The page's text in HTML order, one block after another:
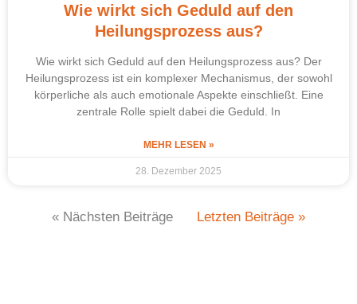
Wie wirkt sich Geduld auf den
Heilungsprozess aus?
Wie wirkt sich Geduld auf den Heilungsprozess aus? Der
Heilungsprozess ist ein komplexer Mechanismus, der sowohl
körperliche als auch emotionale Aspekte einschließt. Eine
zentrale Rolle spielt dabei die Geduld. In
MEHR LESEN »
28. Dezember 2025
« Nächsten Beiträge Letzten Beiträge »